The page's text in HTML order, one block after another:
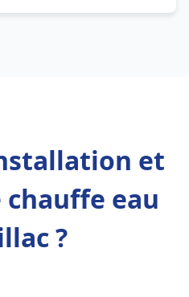
et
eau
?